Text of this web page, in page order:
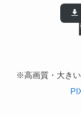
※高画質・大き